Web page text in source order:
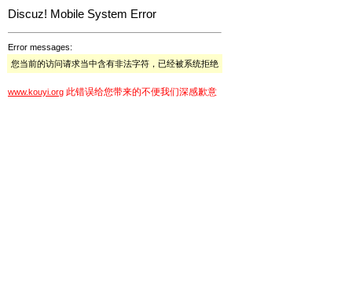
Discuz! Mobile System Error
Error messages:
您当前的访问请求当中含有非法字符，已经被系统拒绝
www.kouyi.org 此错误给您带来的不便我们深感歉意